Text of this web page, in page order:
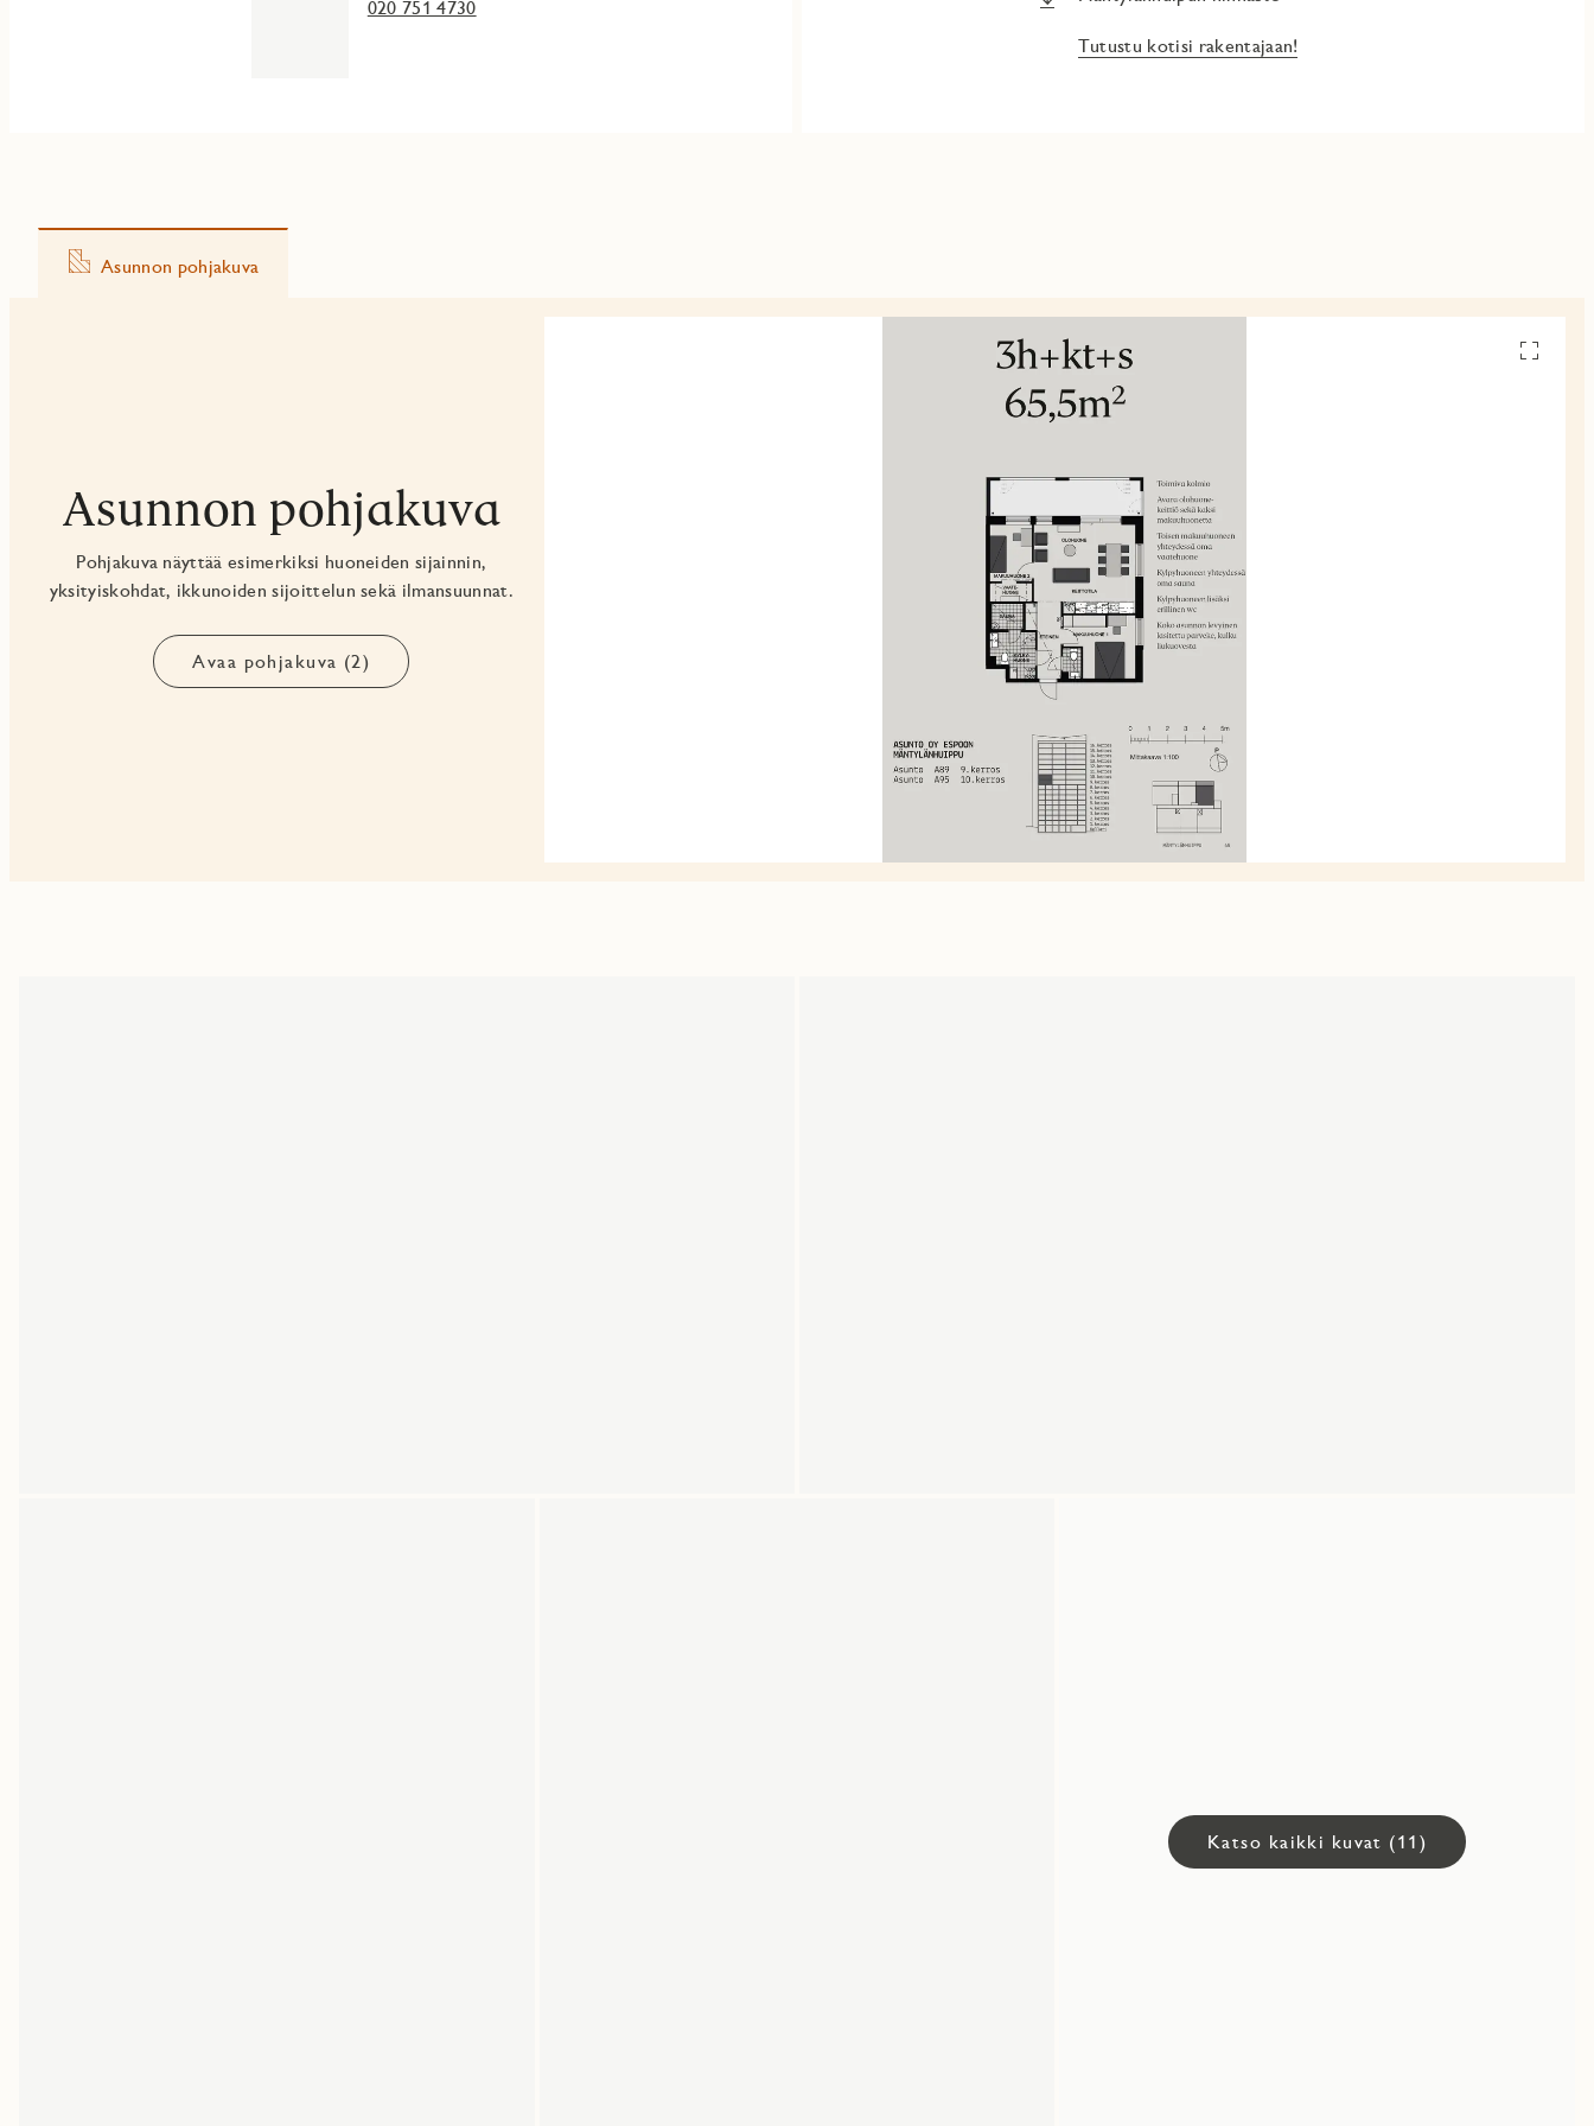
020 751 4730
Tutustu kotisi rakentajaan!
Asunnon pohjakuva
Asunnon pohjakuva
Pohjakuva näyttää esimerkiksi huoneiden sijainnin,
yksityiskohdat, ikkunoiden sijoittelun sekä ilmansuunnat.
Avaa pohjakuva (2)
Avaa
Katso kaikki kuvat (11)